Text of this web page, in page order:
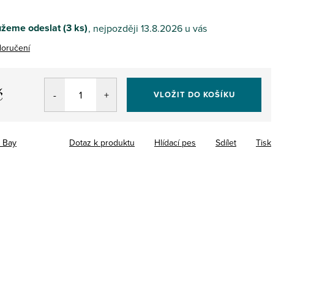
odeslat(3 ks) 13.8.2026
VLOŽIT DO KOŠÍKU
Bay Tisk
Dotaz k produktu Hlídací pes Sdílet